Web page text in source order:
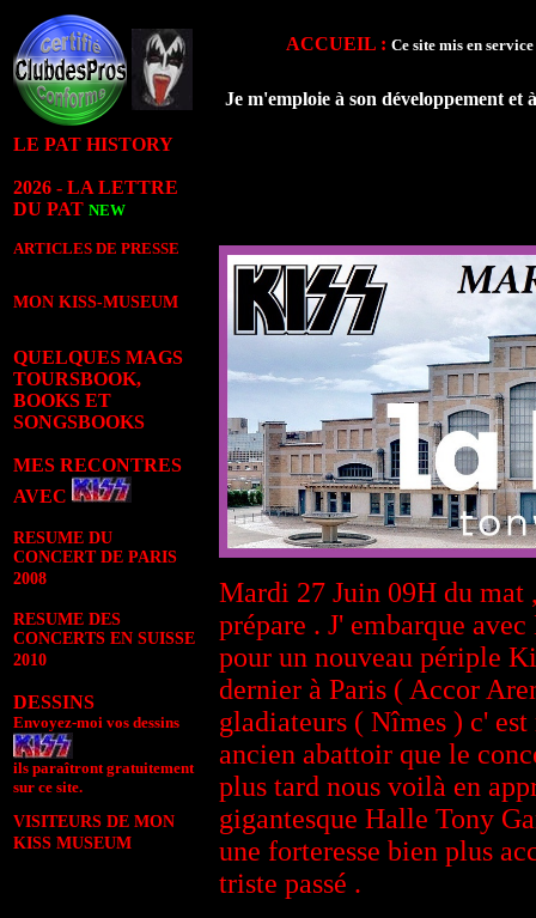
ACCUEIL :Ce site mis en
Je m'emploie à son développement
LE PAT HISTORY
2026 - LA LETTRE
DU PAT NEW
ARTICLES DE PRESSE
MON KISS-MUSEUM
QUELQUES MAGS
TOURSBOOK,
BOOKS ET
SONGSBOOKS
MES RECONTRES
AVEC
RESUME DU
CONCERT DE PARIS
2008
RESUME DES
CONCERTS EN SUISSE
2010
DESSINS
Envoyez-moi vos dessins
ils paraîtront gratuitement
sur ce site.
VISITEURS DE MON
KISS MUSEUM
Mardi 27 Juin 09H du mat
prépare . J' embarque
pour un nouveau périple
dernier à Paris ( Accor
gladiateurs ( Nîmes ) c'
ancien abattoir que le
plus tard nous voilà en
gigantesque Halle Tony
une forteresse bien plus
triste passé .